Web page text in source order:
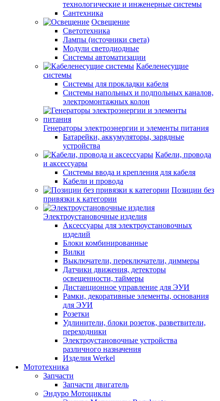
технологические и инженерные системы
Сантехника
Освещение
Светотехника
Лампы (источники света)
Модули светодиодные
Системы автоматизации
Кабеленесущие
системы
Системы для прокладки кабеля
Системы напольных и подпольных каналов,
электромонтажных колон
Генераторы электроэнергии и элементы питания
Батарейки, аккумуляторы, зарядные
устройства
Кабели, провода
и аксессуары
Системы ввода и крепления для кабеля
Кабели и провода
Позиции без
привязки к категории
Электроустановочные изделия
Аксессуары для электроустановочных
изделий
Блоки комбинированные
Вилки
Выключатели, переключатели, диммеры
Датчики движения, детекторы
освещенности, таймеры
Дистанционное управление для ЭУИ
Рамки, декоративные элементы, основания
для ЭУИ
Розетки
Удлинители, блоки розеток, разветвители,
переходники
Электроустановочные устройства
различного назначения
Изделия Werkel
Мототехника
Запчасти
Запчасти двигатель
Эндуро Мотоциклы